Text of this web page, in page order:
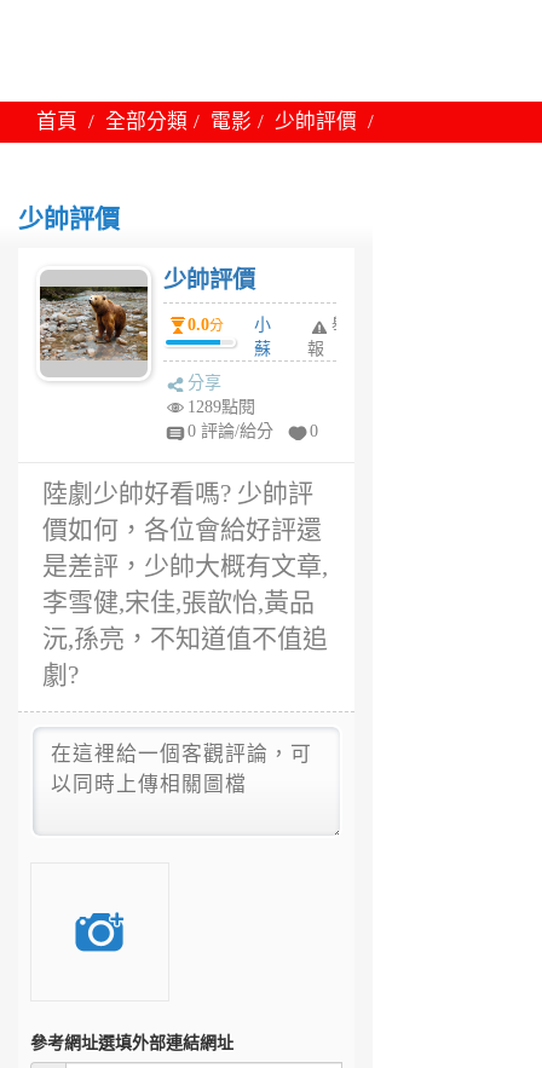
首頁 全部分類 電影 少帥評價
少帥評價
少帥評價
0.0分
小
蘇
前
舉
報
分享
1289點閱
0 評論/給分
0
陸劇少帥好看嗎? 少帥評
價如何，各位會給好評還
是差評，少帥大概有文章,
李雪健,宋佳,張歆怡,黃品
沅,孫亮，不知道值不值追
劇?
參考網址選填外部連結網址